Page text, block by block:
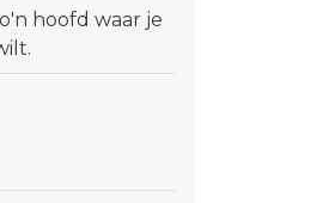
hoofd waar je